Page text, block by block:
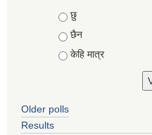
Choices
छु
छैन
केहि मात्र
Older polls
Results